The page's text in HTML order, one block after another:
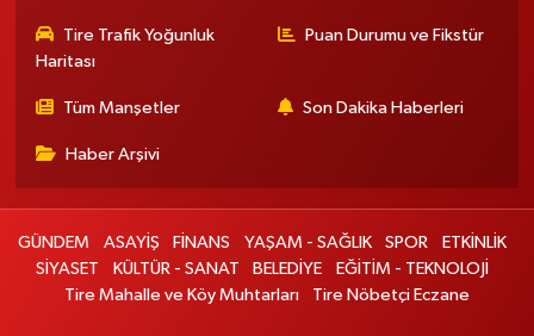
Tire Trafik Yoğunluk
Haritası
Puan Durumu ve Fikstür
Tüm Manşetler Son Dakika Haberleri
Haber Arşivi
GÜNDEM ASAYİŞ FİNANS YAŞAM - SAĞLIK SPOR
ETKİNLİK
SİYASET
KÜLTÜR - SANAT BELEDİYE
EĞİTİM - TEKNOLOJİ
Tire Mahalle ve Köy Muhtarları
Tire Nöbetçi Eczane